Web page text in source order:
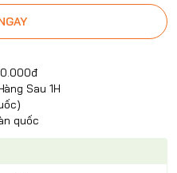
Sau 1H
quốc